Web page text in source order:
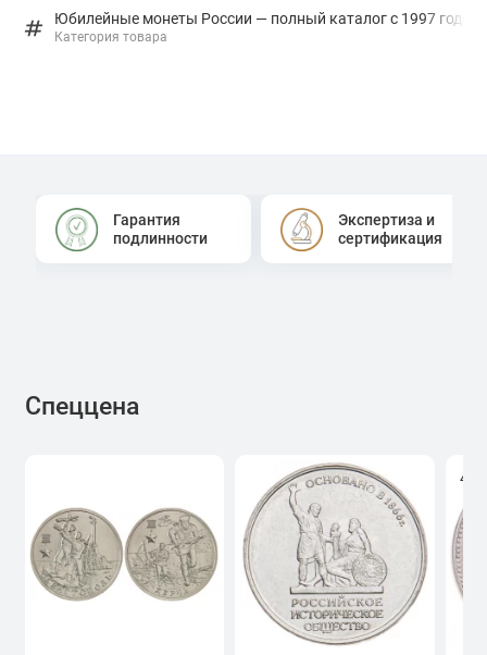
Юбилейные монеты России — полный каталог с 1997 года:
Категория товара
Гарантия
подлинности
Экспертиза и
сертификация
Спеццена
4.0